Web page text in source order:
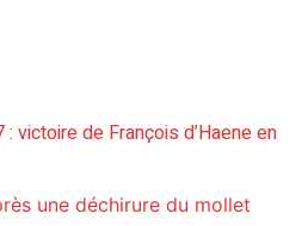
victoire de François d’Haene en
une déchirure du mollet